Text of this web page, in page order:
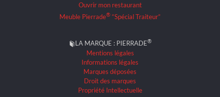
Ouvrir mon restaurant
Meuble Pierrade® “Spécial Traiteur”
LA MARQUE : PIERRADE®
Mentions légales
Informations légales
Marques déposées
Droit des marques
Propriété Intellectuelle